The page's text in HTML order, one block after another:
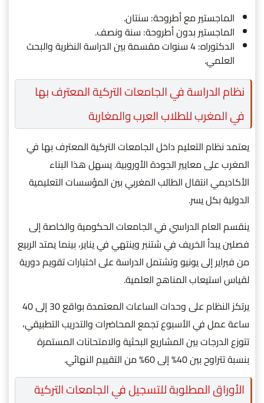
الماجستير مع أطروحة: سنتان.
الماجستير بدون أطروحة: سنة ونصف.
الدكتوراه: 4 سنوات مقسمة بين الدراسة النظرية والبحث
العلمي.
نظام الدراسة في الجامعات التركية المعترف بها
في المغرب للطلاب العرب والمغاربة
يعتمد نظام التعليم داخل الجامعات التركية المعترف بها في
المغرب على معايير الجودة الأوروبية. يسهل هذا البناء
الأكاديمي انتقال الطالب المغربي بين المؤسسات التعليمية
الدولية بكل يسر.
ينقسم العام الدراسي في الجامعات الحكومية والخاصة إلى
فصلين يبدأ الخريف في شتنبر وينتهي في يناير، بينما يمتد الربيع
من فبراير إلى يونيو وتشتمل الدراسة على اختبارات تقويم دورية
لقياس استيعاب المناهج العلمية.
يرتكز النظام على وحدات الساعات المعتمدة بواقع 30 إلى 40
ساعة عمل في الأسبوع تجمع المحاضرات والتدريب التطبيقي،
تتوزع الدرجات بين المشاريع البحثية والامتحانات المستمرة
بنسبة تتراوح بين 40% إلى 60% من التقييم النهائي.
الأوراق المطلوبة للتسجيل في الجامعات التركية